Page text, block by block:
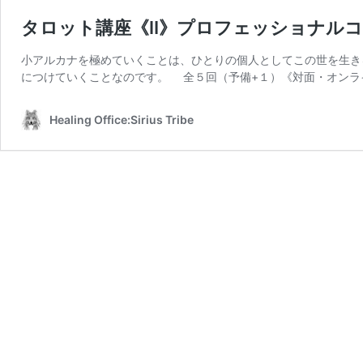
タロット講座《Ⅱ》プロフェッショナル
小アルカナを極めていくことは、ひとりの個人としてこの世を生
につけていくことなのです。 全５回（予備+１）《対面・オン
Healing Office:Sirius Tribe